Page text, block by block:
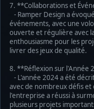
7. **Collaborations et
- Ramper Design a
événements, avec une
ouverte et régulière avec
enthousiasme pour les
livrer des jeux de qualité.
8. **Réflexion sur l'Année
- L'année 2024 a été
avec de nombreux défis et
l'entreprise a réussi à
plusieurs projets